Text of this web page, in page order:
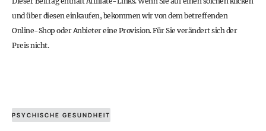
und über diesen einkaufen, bekommen wir von dem betreffenden
Online-Shop oder Anbieter eine Provision. Für Sie verändert sich der
Preis nicht.
PSYCHISCHE GESUNDHEIT